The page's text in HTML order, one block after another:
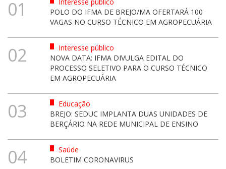
01
POLO DO IFMA DE BREJO/MA OFERTARÁ 100
VAGAS NO CURSO TÉCNICO EM AGROPECUÁRIA
02
Interesse público
NOVA DATA: IFMA DIVULGA EDITAL DO
PROCESSO SELETIVO PARA O CURSO TÉCNICO
EM AGROPECUÁRIA
03
Educação
BREJO: SEDUC IMPLANTA DUAS UNIDADES DE
BERÇÁRIO NA REDE MUNICIPAL DE ENSINO
04
Saúde
BOLETIM CORONAVIRUS